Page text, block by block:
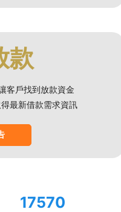
款
客戶找到放款資金
最新借款需求資訊
17570